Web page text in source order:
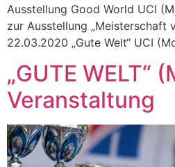
Ausstellung Good World UCI
zur Ausstellung „Meisterschaft
22.03.2020 „Gute Welt“ UCI
„GUTE WELT“
Veranstaltung